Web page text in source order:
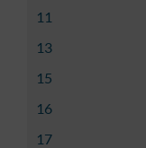
11
13
15
16
17